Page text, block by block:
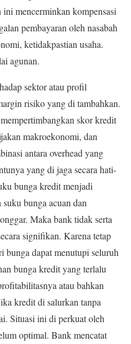
mencerminkan kompensasi
pembayaran oleh nasabah
ketidakpastian usaha.
agunan.
sektor atau profil
risiko yang di tambahkan.
skor kredit
makroekonomi, dan
antara overhead yang
yang di jaga secara hati-
bunga kredit menjadi
bunga acuan dan
Maka bank tidak serta
signifikan. Karena tetap
bunga dapat menutupi seluruh
bunga kredit yang terlalu
atau bahkan
kredit di salurkan tanpa
Situasi ini di perkuat oleh
optimal. Bank mencatat